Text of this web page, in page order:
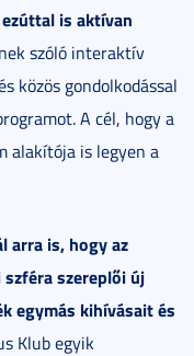
is aktívan
szóló interaktív
közös gondolkodással
A cél, hogy a
alakítója is legyen a
arra is, hogy az
szereplői új
egymás kihívásait és
Klub egyik